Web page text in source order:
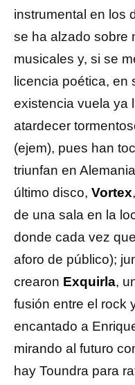
instrumental en los
se ha alzado sobre
musicales y, si se
licencia poética, en
existencia vuela ya
atardecer
(ejem), pues han
triunfan en
último disco, Vortex
de una sala en la
donde cada vez
aforo de público);
crearon Exquirla,
fusión entre el rock
encantado a
mirando al futuro
hay Toundra para